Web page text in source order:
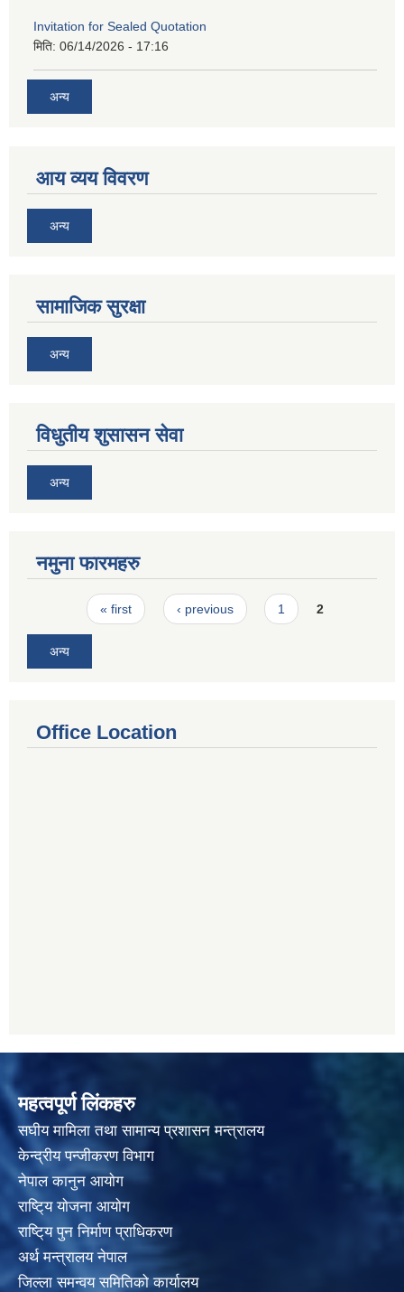
Invitation for Sealed Quotation
मिति: 06/14/2026 - 17:16
अन्य
आय व्यय विवरण
अन्य
सामाजिक सुरक्षा
अन्य
विधुतीय शुसासन सेवा
अन्य
नमुना फारमहरु
Pages« first ‹ previous 1 2
अन्य
Office Location
महत्वपूर्ण लिंकहरु
स‌घीय मामिला तथा सामान्य प्रशासन मन्त्रालय
केन्द्रीय पन्जीकरण विभाग
नेपाल कानुन आयाेग
राष्टि्य याेजना आयाेग
राष्टि्य पुन निर्माण प्राधिकरण
अर्थ मन्त्रालय नेपाल
जिल्ला समन्वय समितिको कार्यालय